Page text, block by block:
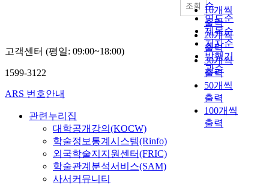
순
연도순
제목순
저자순
발행기
관순
10개씩
출력
20개씩
출력
30개씩
출력
50개씩
출력
100개씩
출력
조회
고객센터 (평일: 09:00~18:00)
1599-3122
ARS 번호안내
관련누리집
대학공개강의(KOCW)
학술정보통계시스템(Rinfo)
외국학술지지원센터(FRIC)
학술관계분석서비스(SAM)
사서커뮤니티